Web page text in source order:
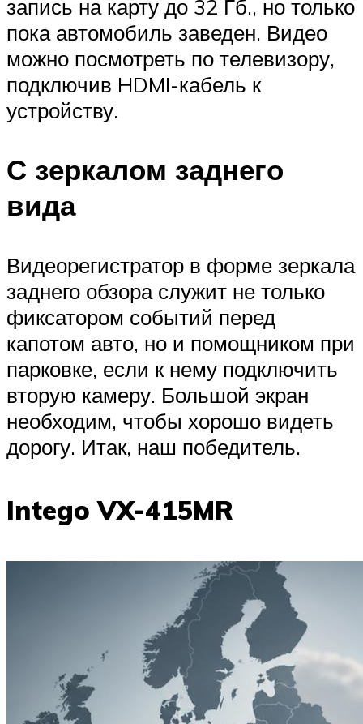
запись на карту до 32 Гб., но только
пока автомобиль заведен. Видео
можно посмотреть по телевизору,
подключив HDMI-кабель к
устройству.
С зеркалом заднего
вида
Видеорегистратор в форме зеркала
заднего обзора служит не только
фиксатором событий перед
капотом авто, но и помощником при
парковке, если к нему подключить
вторую камеру. Большой экран
необходим, чтобы хорошо видеть
дорогу. Итак, наш победитель.
Intego VX-415MR